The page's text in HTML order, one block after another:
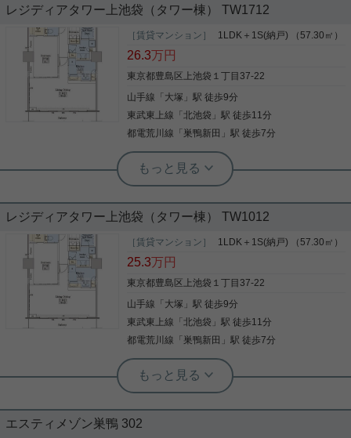
付きで学生さんにもおすすめの 南向きで明るい１R
のお部屋になります！ 交通面は 都営三田線【西巣鴨
駅】徒歩３分 都電荒川線【西ヶ原四丁目駅】徒歩４
分 ２駅２路線徒歩圏内です！ 通勤通学やお出かけに
で 浴室乾燥機、追い焚き機能も完備◎ このお値段で
この設備は必見です！ 収納はクローゼットとシュー
ズボックスがあり、 荷物が多い方にも安心です♪ 共
用部には駐輪場、バイク置き場もあります！ お気軽
にお問い合わせください♪
詳細を見る
レジディアタワー上池袋（タワー棟） TW1712
［賃貸マンション］ 1LDK＋1S(納戸) （57.30㎡）
26.3万円
東京都豊島区上池袋１丁目37-22
山手線 「 大塚 」駅 徒歩9分
東武東上線 「北池袋 」駅 徒歩11分
都電荒川線 「 巣鴨新田 」駅 徒歩7分
実用春日ホーム 茗荷谷店 松下諒平
クロゼット オートロック 内装リフォー
など豊富なので、衣類や履き物の整理がしやすく便
利です。セキュリティ面は、オートロック・TVイン
ターホンなど充実しているので、防犯対策もばっち
りです。共用部にはエレベータ・バイク置場・フロ
るので便利です。室内設備は洗面所独立・浴室乾燥
機など大変充実しております。駅から徒歩9分に立
地する物件です。防犯意識が高い方にも嬉しい、防
犯カメラ設備付きです。防犯対策もバッチリなマン
ションタイプの物件です。自分のライフスタイルに
必要なお住まいをお選びください。お住まい探しを
サポートしてまいります。
詳細を見る
レジディアタワー上池袋（タワー棟） TW1012
［賃貸マンション］ 1LDK＋1S(納戸) （57.30㎡）
25.3万円
東京都豊島区上池袋１丁目37-22
山手線 「 大塚 」駅 徒歩9分
東武東上線 「北池袋 」駅 徒歩11分
都電荒川線 「 巣鴨新田 」駅 徒歩7分
実用春日ホーム 茗荷谷店 松下諒平
クロゼット オートロック 内装リフォー
エスティメゾン巣鴨 302